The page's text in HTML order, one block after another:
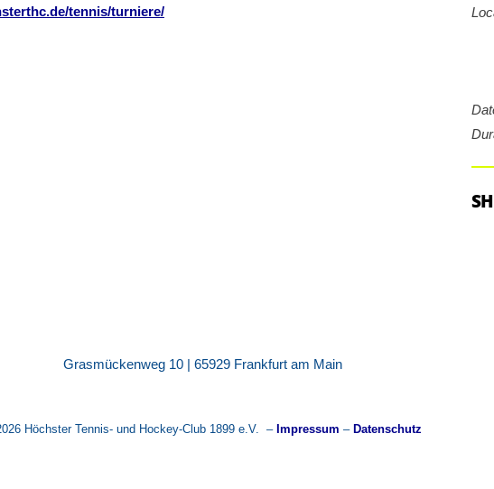
tennis/turniere/
Grasmückenweg 10 | 65929 Frankfurt am Main
Höchster Tennis- und Hockey-Club 1899 e.V. – Impressum – Datenschutz